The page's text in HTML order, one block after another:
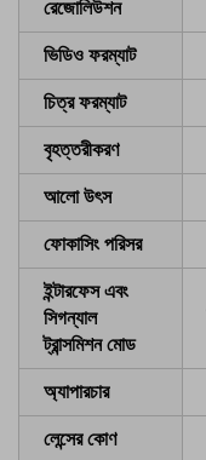
রেজোলিউশন
ভিডিও ফরম্যাট
চিত্র ফরম্যাট
বৃহত্তরীকরণ
আলো উৎস
ফোকাসিং পরিসর
ইন্টারফেস এবং
সিগন্যাল
ট্রান্সমিশন মোড
অ্যাপারচার
লেন্সের কোণ